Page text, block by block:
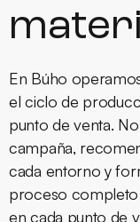
En Búho
el ciclo de
punto de venta.
campaña,
cada entorno y
proceso completo
en cada punto de